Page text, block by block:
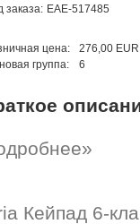
заказа: EAE-517485
цена:
276,00 EUR
группа:
6
Кейпад 6-